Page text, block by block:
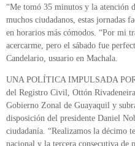
“Me tomó 35 minutos y la atención
muchos ciudadanos, estas jornadas
en horarios más cómodos. “Por mi
acercarme, pero el sábado fue
Candelario, usuario en Machala.
UNA POLÍTICA IMPULSADA
del Registro Civil, Ottón
Gobierno Zonal de Guayaquil y
disposición del presidente Daniel
ciudadanía. “Realizamos la décimo
nacional y la tercera consecutiva de